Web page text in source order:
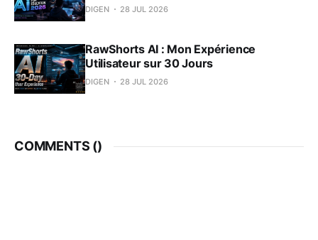
DIGEN 28 JUL 2026
RawShorts AI : Mon Expérience
Utilisateur sur 30 Jours
DIGEN 28 JUL 2026
COMMENTS ()